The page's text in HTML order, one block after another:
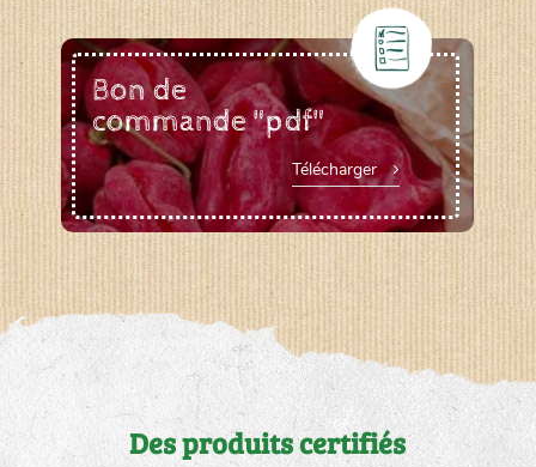
Bon de
commande "pdf"
Télécharger
Des produits certifiés